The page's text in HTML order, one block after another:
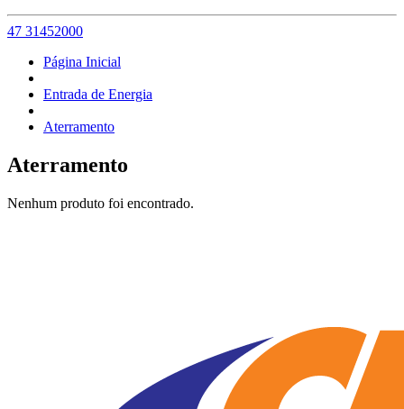
47 31452000
Página Inicial
Entrada de Energia
Aterramento
Aterramento
Nenhum produto foi encontrado.